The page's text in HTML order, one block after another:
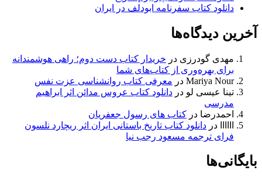
دانلود کتاب سفرنامه ابودلف در ایران
آخرین دیدگاه‌ها
مهدی گودرزی در خریدار کتاب دست دوم؛ راهی هوشمندانه
برای بهره‌وری از کتاب‌های شما
Mariya Nour در معرفی کتاب روانشناسی عزت نفس
تینا عیسی لو در دانلود کتاب عروس مدائن اثر ابراهیم
مدرسی
احمدرضا در کتاب های رسول جعفریان
در دانلود کتاب تاریخ باستانی ایران اثر ریچارد نلسون
فرای ترجمه مسعود رجب نیا
بایگانی‌ها